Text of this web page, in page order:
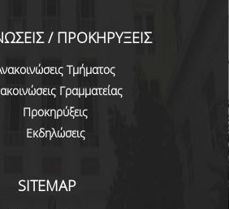
ΠΡΟΠΤΥΧΙΑΚΟΥΣ ΦΟΙΤΗΤΕΣ
ΤΕΛΕΙΟΦΟΙΤΟΥΣ
ΜΕΤΑΠΤΥΧΙΑΚΟΥΣ
ΕΞΩΤΕΡΙΚΗΣ
/ ΠΡΟΚΗΡΥΞΕΙΣ
Τμήματος
Γραμματείας
Προκηρύξεις
Εκδηλώσεις
SITEMAP